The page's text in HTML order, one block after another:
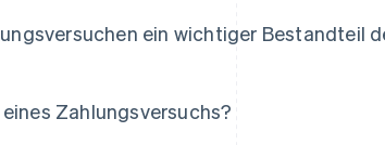
ein wichtiger Bestandteil
Zahlungsversuchs?